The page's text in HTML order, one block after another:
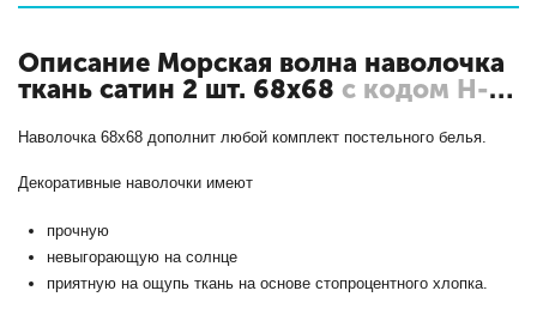
Описание Морская волна наволочка
ткань сатин 2 шт. 68х68 с кодом Н-
Наволочка 68х68 дополнит любой комплект постельного белья.
Декоративные наволочки имеют
прочную
невыгорающую на солнце
приятную на ощупь ткань на основе стопроцентного хлопка.